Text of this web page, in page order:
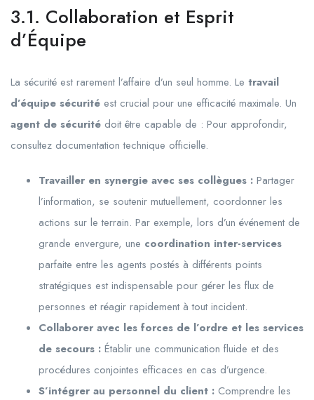
3.1. Collaboration et Esprit
d’Équipe
La sécurité est rarement l’affaire d’un seul homme. Le travail
d’équipe sécurité est crucial pour une efficacité maximale. Un
agent de sécurité doit être capable de : Pour approfondir,
consultez documentation technique officielle.
Travailler en synergie avec ses collègues : Partager
l’information, se soutenir mutuellement, coordonner les
actions sur le terrain. Par exemple, lors d’un événement de
grande envergure, une coordination inter-services
parfaite entre les agents postés à différents points
stratégiques est indispensable pour gérer les flux de
personnes et réagir rapidement à tout incident.
Collaborer avec les forces de l’ordre et les services
de secours : Établir une communication fluide et des
procédures conjointes efficaces en cas d’urgence.
S’intégrer au personnel du client : Comprendre les